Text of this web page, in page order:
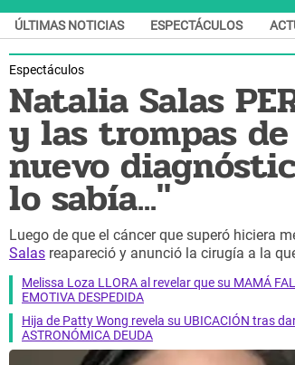
ÚLTIMAS NOTICIAS ESPECTÁCULOS
Espectáculos
Natalia Salas
y las trompas
nuevo
lo sabía..."
Luego de que el cáncer que superó hiciera
Salas reapareció y anunció la cirugía a la
Melissa Loza LLORA al revelar que su MAMÁ
EMOTIVA DESPEDIDA
Hija de Patty Wong revela su UBICACIÓN tras
ASTRONÓMICA DEUDA